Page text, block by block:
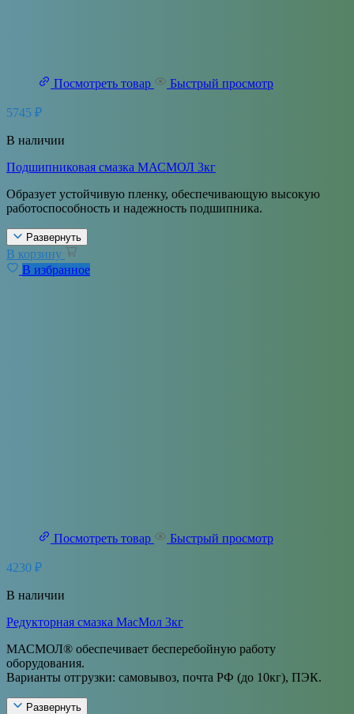
Посмотреть товар Быстрый просмотр
5745 ₽
В наличии
Подшипниковая смазка МАСМОЛ 3кг
Образует устойчивую пленку, обеспечивающую высокую
работоспособность и надежность подшипника.
Развернуть
В корзину
В избранное
Посмотреть товар Быстрый просмотр
4230 ₽
В наличии
Редукторная смазка МасМол 3кг
МАСМОЛ® обеспечивает бесперебойную работу
оборудования.
Варианты отгрузки: самовывоз, почта РФ (до 10кг), ПЭК.
Развернуть